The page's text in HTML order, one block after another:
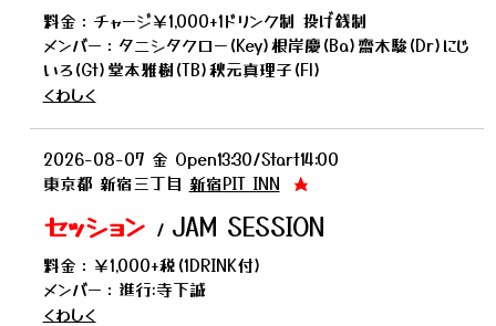
料金：チャージ￥1,000+1ドリンク制 投げ銭制
メンバー：タニシタクロー(Key)根岸慶(Ba)齋木駿(Dr)にじ
いろ(Gt)堂本雅樹(TB)秋元真理子(Fl)
くわしく
2026-08-07 金 Open13:30/Start14:00
東京都 新宿三丁目 新宿PIT INN ★
セッション / JAM SESSION
料金：￥1,000+税(1DRINK付)
メンバー：進行:寺下誠
くわしく